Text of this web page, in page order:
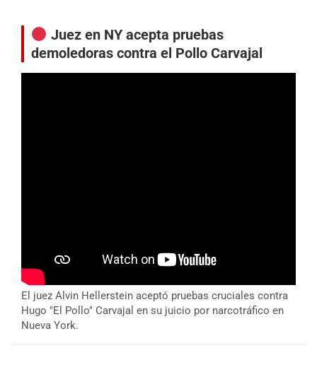
Juez en NY acepta pruebas
demoledoras contra el Pollo Carvajal
El juez Alvin Hellerstein aceptó pruebas cruciales contra
Hugo "El Pollo" Carvajal en su juicio por narcotráfico en
Nueva York.